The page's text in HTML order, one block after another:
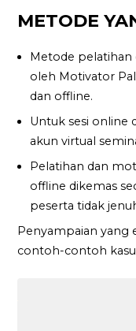
METODE
Metode pelatihan
oleh Motivator
dan offline.
Untuk sesi online
akun virtual
Pelatihan dan
offline dikemas
peserta tidak
Penyampaian yang
contoh-contoh